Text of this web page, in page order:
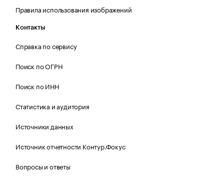
Правила использования изображений
Контакты
Справка по сервису
Поиск по ОГРН
Поиск по ИНН
Статистика и аудитория
Источники данных
Источник отчетности Контур.Фокус
Вопросы и ответы